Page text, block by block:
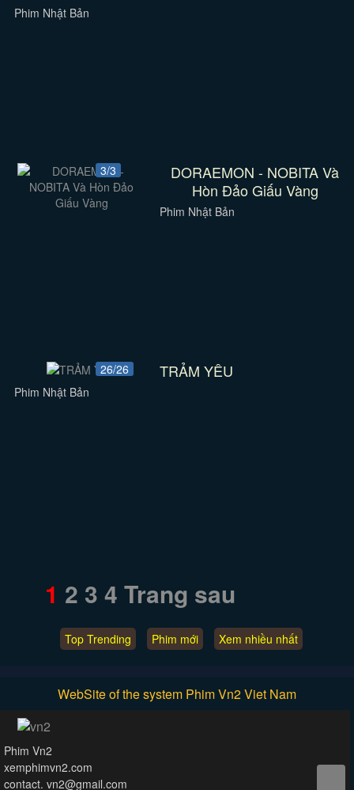
Phim Nhật Bản
3/3
DORAEMON - NOBITA Và
Hòn Đảo Giấu Vàng
Phim Nhật Bản
26/26 TRẢM YÊU
Phim Nhật Bản
1 2 3 4 Trang sau
Top Trending Phim mới Xem nhiều nhất
WebSite of the system Phim Vn2 Viet Nam
Phim Vn2
xemphimvn2.com
contact. vn2@gmail.com